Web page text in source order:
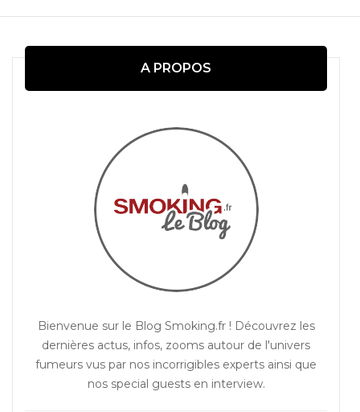
A PROPOS
Bienvenue sur le Blog Smoking.fr ! Découvrez les
dernières actus, infos, zooms autour de l'univers
fumeurs vus par nos incorrigibles experts ainsi que
nos special guests en interview.